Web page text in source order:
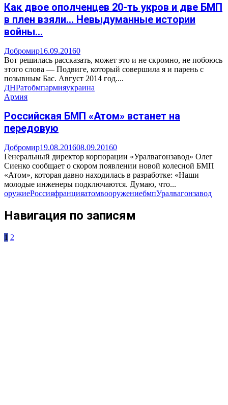
Как двое ополченцев 20-ть укров и две БМП
в плен взяли… Невыдуманные истории
войны…
Добромир16.09.20160
Вот решилась рассказать, может это и не скромно, не побоюсь
этого слова — Подвиге, который совершила я и парень с
позывным Бас. Август 2014 год....
ДНРатобмпармияукраина
Армия
Российская БМП «Атом» встанет на
передовую
Добромир19.08.201608.09.20160
Генеральный директор корпорации «Уралвагонзавод» Олег
Сиенко сообщает о скором появлении новой колесной БМП
«Атом», которая давно находилась в разработке: «Наши
молодые инженеры подключаются. Думаю, что...
оружиеРоссияфранцияатомвооружениебмпУралвагонзавод
Навигация по записям
1 2